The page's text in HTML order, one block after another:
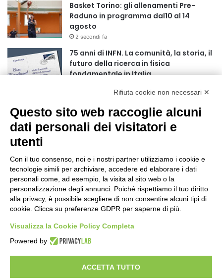
Basket Torino: gli allenamenti Pre-
Raduno in programma dal10 al 14
agosto
2 secondi fa
75 anni di INFN. La comunità, la storia, il
futuro della ricerca in fisica
fondamentale in Italia
nel pieno della stagione turistica
4 ore fa
Madonna della Neve al Rifugio Ciao
Pais
15 ore fa
Pininfarina, Davide Loris Amantea è il
nuovo Chief Creative Officer
1 giorno fa
Cesana Torinese: il secondo weekend di
agosto apre il cuore dell’estate
2 giorni fa
Rifiuta cookie non necessari ✕
Questo sito web raccoglie alcuni
dati personali dei visitatori e
utenti
Con il tuo consenso, noi e i nostri partner utilizziamo i cookie e
tecnologie simili per archiviare, accedere ed elaborare i dati
personali come, ad esempio, la visita al sito web o la
personalizzazione degli annunci. Poiché rispettiamo il tuo diritto
alla privacy, è possibile scegliere di non consentire alcuni tipi di
cookie. Clicca su preferenze GDPR per saperne di più.
Visualizza la Cookie Policy Completa
Powered by
ACCETTA TUTTO